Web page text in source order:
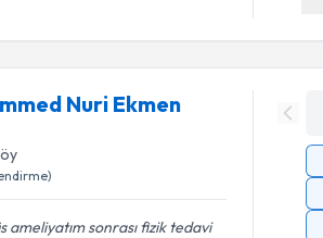
Nuri Ekmen
ameliyatım sonrası fizik tedavi